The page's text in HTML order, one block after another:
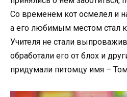
Со временем кот осмелел и
а его любимым местом стал
Учителя не стали
обработали его от блох и
придумали питомцу имя –